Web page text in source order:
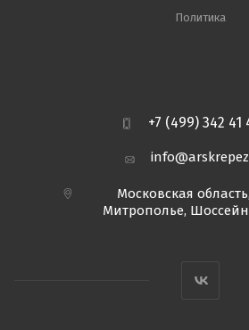
Политика
+7 (499) 342 41
Московская
Митрополье,